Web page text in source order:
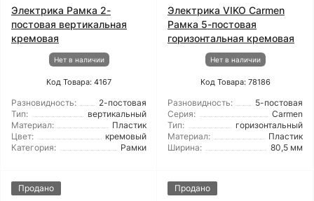
Электрика Рамка 2-
постовая вертикальная
кремовая
Нет в наличии
Код Товара: 4167
Разновидность:
2-постовая
Тип:
вертикальный
Материал:
Пластик
Цвет:
кремовый
Категория:
Рамки
Электрика VIKO Carmen
Рамка 5-постовая
горизонтальная кремовая
Нет в наличии
Код Товара: 78186
Разновидность:
5-постовая
Серия:
Carmen
Тип:
горизонтальный
Материал:
Пластик
Ширина:
80,5 мм
Продано Продано